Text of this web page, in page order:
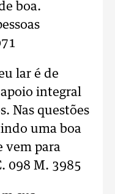
boa.
lar é de
integral
Nas questões
uma boa
vem para
098 M. 3985